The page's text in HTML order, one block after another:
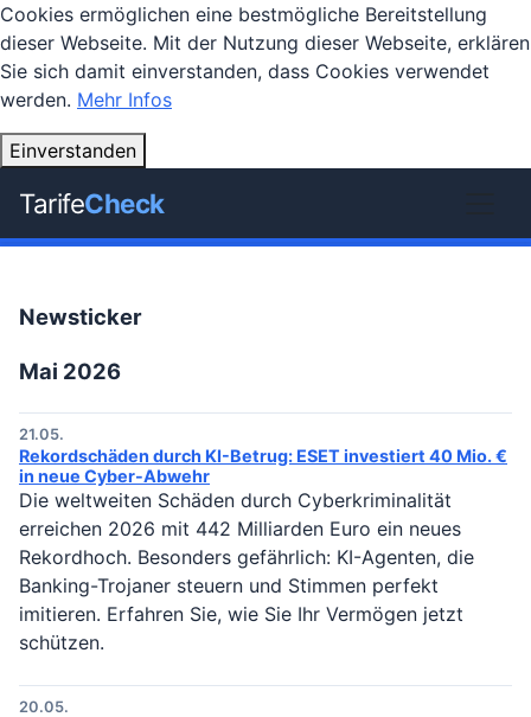
Cookies ermöglichen eine bestmögliche Bereitstellung
dieser Webseite. Mit der Nutzung dieser Webseite, erklären
Sie sich damit einverstanden, dass Cookies verwendet
werden. Mehr Infos
Einverstanden
TarifeCheck
Newsticker
Mai 2026
21.05.
Rekordschäden durch KI-Betrug: ESET investiert 40 Mio. €
in neue Cyber-Abwehr
Die weltweiten Schäden durch Cyberkriminalität
erreichen 2026 mit 442 Milliarden Euro ein neues
Rekordhoch. Besonders gefährlich: KI-Agenten, die
Banking-Trojaner steuern und Stimmen perfekt
imitieren. Erfahren Sie, wie Sie Ihr Vermögen jetzt
schützen.
20.05.